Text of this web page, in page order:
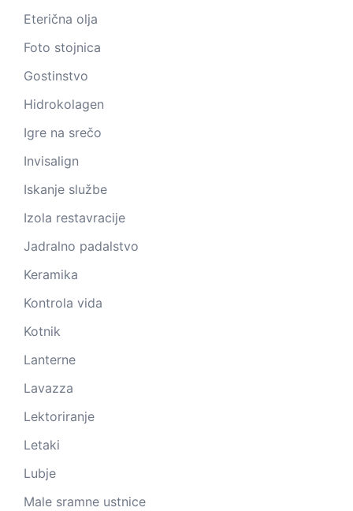
Eterična olja
Foto stojnica
Gostinstvo
Hidrokolagen
Igre na srečo
Invisalign
Iskanje službe
Izola restavracije
Jadralno padalstvo
Keramika
Kontrola vida
Kotnik
Lanterne
Lavazza
Lektoriranje
Letaki
Lubje
Male sramne ustnice